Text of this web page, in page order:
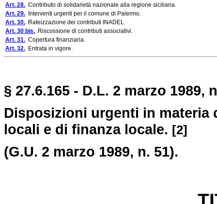
Art. 28. Contributo di solidarietà nazionale alla regione siciliana.
Art. 29. Interventi urgenti per il comune di Palermo.
Art. 30. Rateizzazione dei contributi INADEL.
Art. 30 bis. Riscossione di contributi associativi.
Art. 31. Copertura finanziaria.
Art. 32. Entrata in vigore.
§ 27.6.165 - D.L. 2 marzo 1989,
Disposizioni urgenti in
locali e di finanza locale. [2]
(G.U. 2 marzo 1989, n. 51).